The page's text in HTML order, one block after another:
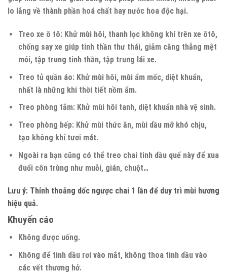
lo lắng về thành phần hoá chất hay nước hoa độc hại.
Treo xe ô tô: Khử mùi hôi, thanh lọc không khí trên xe ôtô,
chống say xe giúp tinh thần thư thái, giảm căng thẳng mệt
mỏi, tập trung tinh thần, tập trung lái xe.
Treo tủ quần áo: Khử mùi hôi, mùi ẩm mốc, diệt khuẩn,
nhất là những khi thời tiết nồm ẩm.
Treo phòng tắm: Khử mùi hôi tanh, diệt khuẩn nhà vệ sinh.
Treo phòng bếp: Khử mùi thức ăn, mùi dầu mỡ khó chịu,
tạo không khí tươi mát.
Ngoài ra bạn cũng có thể treo chai tinh dầu quế này để xua
đuổi côn trùng như muỗi, gián, chuột…
Lưu ý: Thỉnh thoảng dốc ngược chai 1 lần để duy trì mùi hương
hiệu quả.
Khuyến cáo
Không được uống.
Không để tinh dầu rơi vào mắt, không thoa tinh dầu vào
các vết thương hở.